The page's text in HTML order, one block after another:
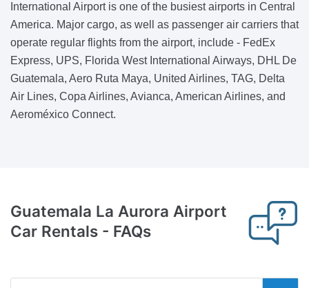
International Airport is one of the busiest airports in Central
America. Major cargo, as well as passenger air carriers that
operate regular flights from the airport, include - FedEx
Express, UPS, Florida West International Airways, DHL De
Guatemala, Aero Ruta Maya, United Airlines, TAG, Delta
Air Lines, Copa Airlines, Avianca, American Airlines, and
Aeroméxico Connect.
Guatemala La Aurora Airport
Car Rentals - FAQs